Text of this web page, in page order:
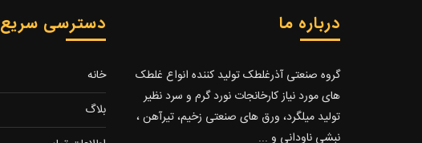
درباره ما
گروه صنعتی آذرغلطک تولید کننده انواع غلطک
های مورد نیاز کارخانجات نورد گرم و سرد نظیر
تولید میلگرد، ورق های صنعتی زخیم، تیرآهن ،
نبشی ناودانی و ...
دسترسی سریع
خانه
بلاگ